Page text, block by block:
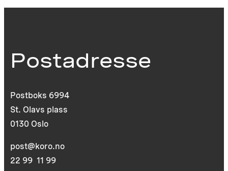
Postadresse
Postboks 6994
St. Olavs plass
0130 Oslo
post@koro.no
22 99 11 99